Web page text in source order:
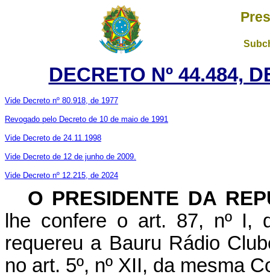
DECRETO Nº 44.484,
Vide Decreto nº 80.918, de 1977
Revogado pelo Decreto de 10 de maio de 1991
Vide Decreto de 24.11.1998
Vide Decreto de 12 de junho de 2009.
Vide Decreto nº 12.215, de 2024
O PRESIDENTE DA
lhe confere o art. 87, nº I,
requereu a Bauru Rádio
no art. 5º, nº XII, da mesma